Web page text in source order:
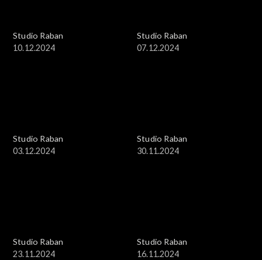
Studio Raban
10.12.2024
Studio Raban
07.12.2024
Studio Raban
03.12.2024
Studio Raban
30.11.2024
Studio Raban
23.11.2024
Studio Raban
16.11.2024